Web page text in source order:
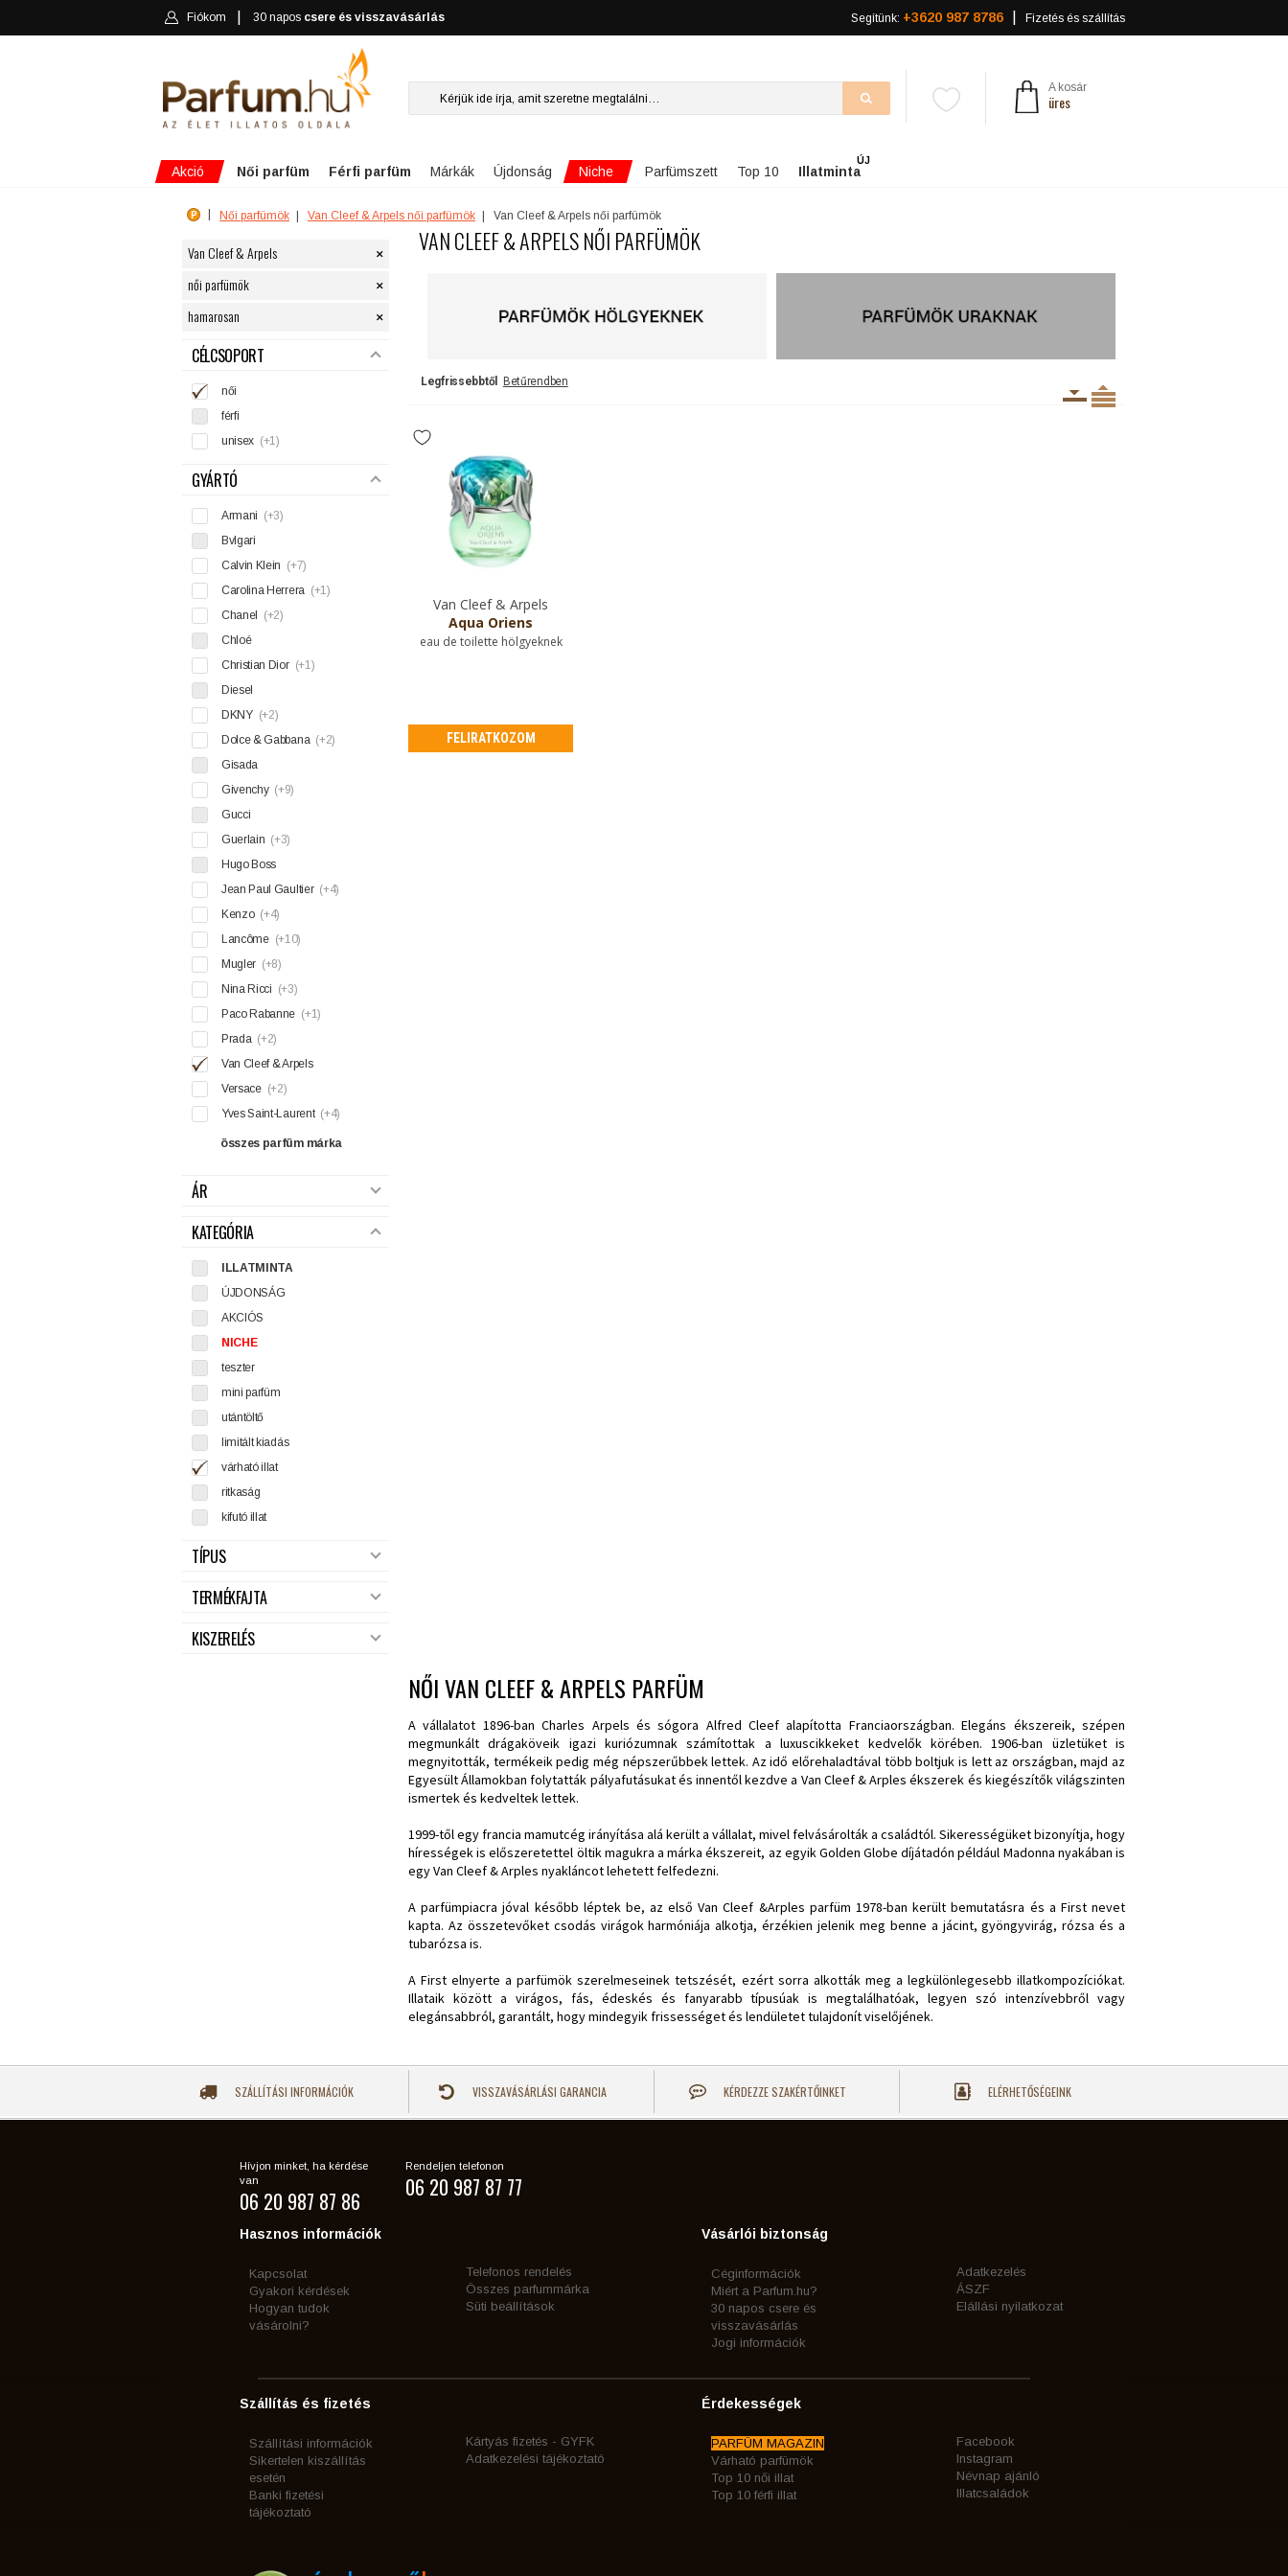
Fiókom 30 napos csere és visszavásárlás Segítünk: +3620 987 8786 Fizetés és szállítás
A kosár
üres
Akció Női parfüm Férfi parfüm Márkák Újdonság Niche Parfümszett Top 10 Illatminta
ÚJ
Női parfümök Van Cleef & Arpels női parfümök Van Cleef & Arpels női parfümök
Van Cleef & Arpels ×
női parfümök ×
hamarosan ×
SZŰRÉS
CÉLCSOPORT
női
férfi
unisex (+1)
GYÁRTÓ
Armani (+3)
Bvlgari
Calvin Klein (+7)
Carolina Herrera (+1)
Chanel
(+2)
Chloé
Christian Dior (+1)
Diesel
DKNY (+2)
Dolce & Gabbana (+2)
Gisada
Givenchy (+9)
Gucci
Guerlain (+3)
Hugo Boss
Jean Paul Gaultier (+4)
Kenzo (+4)
Lancôme (+10)
Mugler (+8)
Nina Ricci (+3)
Paco Rabanne (+1)
Prada (+2)
Van Cleef & Arpels
Versace (+2)
Yves Saint-Laurent (+4)
összes parfüm márka
ÁR
KATEGÓRIA
ILLATMINTA
ÚJDONSÁG
AKCIÓS
NICHE
teszter
mini parfüm
utántöltő
limitált kiadás
várható illat
ritkaság
kifutó illat
TÍPUS
TERMÉKFAJTA
KISZERELÉS
VAN CLEEF & ARPELS NŐI PARFÜMÖK
Legfrissebbtől Betűrendben
Van Cleef & Arpels
Aqua Oriens
eau de toilette hölgyeknek
FELIRATKOZOM
NŐI VAN CLEEF & ARPELS PARFÜM
A vállalatot 1896-ban Charles Arpels és sógora Alfred Cleef alapította Franciaországban. Elegáns ékszereik, szépen
megmunkált drágaköveik igazi kuriózumnak számítottak a luxuscikkeket kedvelők körében. 1906-ban üzletüket is
megnyitották, termékeik pedig még népszerűbbek lettek. Az idő előrehaladtával több boltjuk is lett az országban, majd az
Egyesült Államokban folytatták pályafutásukat és innentől kezdve a Van Cleef & Arples ékszerek és kiegészítők világszinten
ismertek és kedveltek lettek.
1999-től egy francia mamutcég irányítása alá került a vállalat, mivel felvásárolták a családtól. Sikerességüket bizonyítja, hogy
hírességek is előszeretettel öltik magukra a márka ékszereit, az egyik Golden Globe díjátadón például Madonna nyakában is
egy Van Cleef & Arples nyakláncot lehetett felfedezni.
A parfümpiacra jóval később léptek be, az első Van Cleef &Arples parfüm 1978-ban került bemutatásra és a First nevet
kapta. Az összetevőket csodás virágok harmóniája alkotja, érzékien jelenik meg benne a jácint, gyöngyvirág, rózsa és a
tubarózsa is.
A First elnyerte a parfümök szerelmeseinek tetszését, ezért sorra alkották meg a legkülönlegesebb illatkompozíciókat.
Illataik között a virágos, fás, édeskés és fanyarabb típusúak is megtalálhatóak, legyen szó intenzívebbről vagy
elegánsabbról, garantált, hogy mindegyik frissességet és lendületet tulajdonít viselőjének.
SZÁLLÍTÁSI INFORMÁCIÓK VISSZAVÁSÁRLÁSI GARANCIA KÉRDEZZE SZAKÉRTŐINKET ELÉRHETŐSÉGEINK
Hívjon minket, ha kérdése
van
06 20 987 87 86
Rendeljen telefonon
06 20 987 87 77
Hasznos információk
Kapcsolat
Gyakori kérdések
Hogyan tudok
vásárolni?
Telefonos rendelés
Összes parfummárka
Süti beállítások
Vásárlói biztonság
Céginformációk
Miért a Parfum.hu?
30 napos csere és
visszavásárlás
Jogi információk
Adatkezelés
ÁSZF
Elállási nyilatkozat
Szállítás és fizetés
Szállítási információk
Sikertelen kiszállítás
esetén
Banki fizetési
tájékoztató
Kártyás fizetés - GYFK
Adatkezelési tájékoztató
Érdekességek
PARFÜM MAGAZIN
Várható parfümök
Top 10 női illat
Top 10 férfi illat
Facebook
Instagram
Névnap ajánló
Illatcsaládok